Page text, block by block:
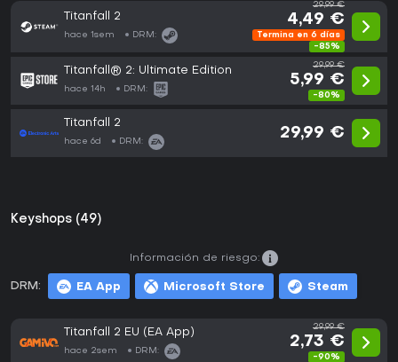
Titanfall 2
hace 1sem DRM:
29,99 €
4,49 €
Termina en 6 días
-85%
Titanfall® 2: Ultimate Edition
hace 14h DRM:
29,99 €
5,99 €
-80%
Titanfall 2
hace 6d DRM:
29,99 €
Keyshops (49)
DRM: EA App Microsoft Store Steam
Información de riesgo:
Titanfall 2 EU (EA App)
hace 2sem DRM:
29,99 €
2,73 €
-90%